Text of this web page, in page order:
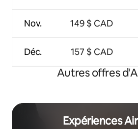
Nov.
Déc.
149 $ CAD
157 $ CAD
Autres offres
Expériences